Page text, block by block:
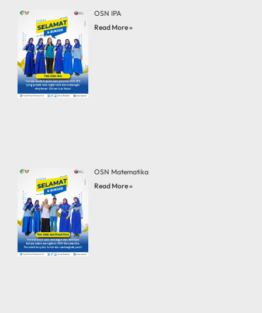
OSN IPA
Read More »
OSN Matematika
Read More »